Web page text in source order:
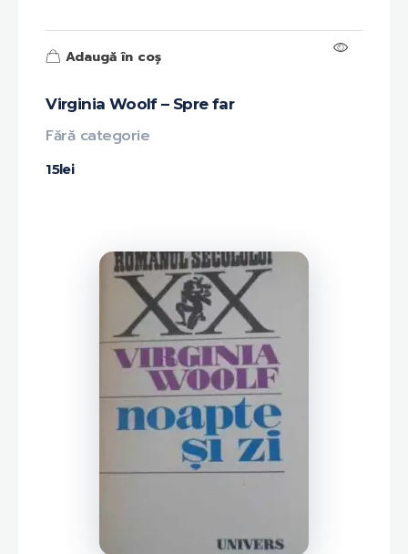
Virginia Woolf – Spre far
15lei
Fără categorie
Adaugă în coș